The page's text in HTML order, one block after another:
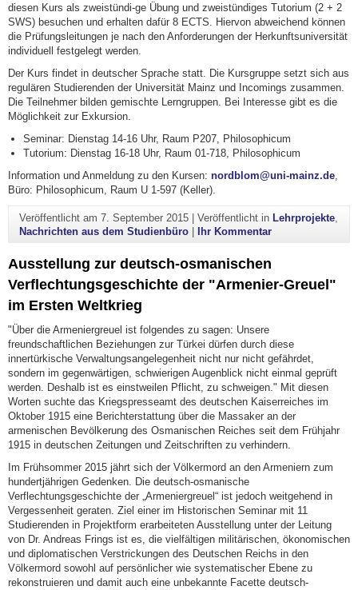
diesen Kurs als zweistündi-ge Übung und zweistündiges Tutorium (2 + 2
SWS) besuchen und erhalten dafür 8 ECTS. Hiervon abweichend können
die Prüfungsleitungen je nach den Anforderungen der Herkunftsuniversität
individuell festgelegt werden.
Der Kurs findet in deutscher Sprache statt. Die Kursgruppe setzt sich aus
regulären Studierenden der Universität Mainz und Incomings zusammen.
Die Teilnehmer bilden gemischte Lerngruppen. Bei Interesse gibt es die
Möglichkeit zur Exkursion.
Seminar: Dienstag 14-16 Uhr, Raum P207, Philosophicum
Tutorium: Dienstag 16-18 Uhr, Raum 01-718, Philosophicum
Information und Anmeldung zu den Kursen: nordblom@uni-mainz.de
Büro: Philosophicum, Raum U 1-597 (Keller).
Veröffentlicht am 7. September 2015| Veröffentlicht in Lehrprojekte,
Nachrichten aus dem Studienbüro| Ihr Kommentarzu Besonderer
Ausstellung zur deutsch-osmanischen
Verflechtungsgeschichte der "Armenier-Greuel"
im Ersten Weltkrieg
"Über die Armeniergreuel ist folgendes zu sagen: Unsere
freundschaftlichen Beziehungen zur Türkei dürfen durch diese
innertürkische Verwaltungsangelegenheit nicht nur nicht gefährdet,
sondern im gegenwärtigen, schwierigen Augenblick nicht einmal geprüft
werden. Deshalb ist es einstweilen Pflicht, zu schweigen." Mit diesen
Worten suchte das Kriegspresseamt des deutschen Kaiserreiches im
Oktober 1915 eine Berichterstattung über die Massaker an der
armenischen Bevölkerung des Osmanischen Reiches seit dem Frühjahr
1915 in deutschen Zeitungen und Zeitschriften zu verhindern.
Im Frühsommer 2015 jährt sich der Völkermord an den Armeniern zum
hundertjährigen Gedenken. Die deutsch-osmanische
Verflechtungsgeschichte der „Armeniergreuel“ ist jedoch weitgehend in
Vergessenheit geraten. Ziel einer im Historischen Seminar mit 11
Studierenden in Projektform erarbeiteten Ausstellung unter der Leitung
von Dr. Andreas Frings ist es, die vielfältigen militärischen, ökonomischen
und diplomatischen Verstrickungen des Deutschen Reichs in den
Völkermord sowohl auf persönlicher wie systematischer Ebene zu
rekonstruieren und damit auch eine unbekannte Facette deutsch-